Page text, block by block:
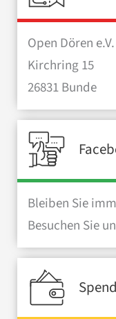
Open Dören e.V.
Kirchring 15
26831 Bunde
Bleiben Sie
Besuchen Sie